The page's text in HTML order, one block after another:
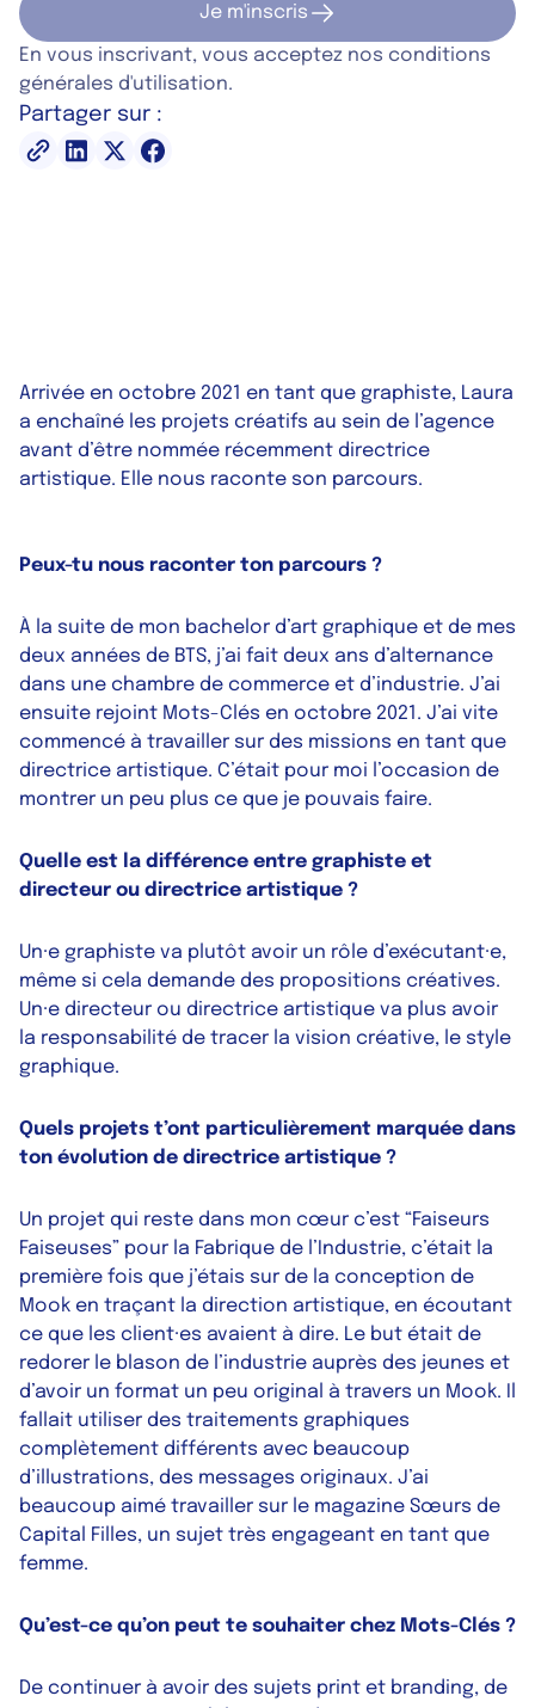
Je m'inscris
En vous inscrivant, vous acceptez nos conditions
générales d'utilisation.
Partager sur :
Arrivée en octobre 2021 en tant que graphiste, Laura
a enchaîné les projets créatifs au sein de l’agence
avant d’être nommée récemment directrice
artistique. Elle nous raconte son parcours.
Peux-tu nous raconter ton parcours ?
À la suite de mon bachelor d’art graphique et de mes
deux années de BTS, j’ai fait deux ans d’alternance
dans une chambre de commerce et d’industrie. J’ai
ensuite rejoint Mots-Clés en octobre 2021. J’ai vite
commencé à travailler sur des missions en tant que
directrice artistique. C’était pour moi l’occasion de
montrer un peu plus ce que je pouvais faire.
Quelle est la différence entre graphiste et
directeur ou directrice artistique ?
Un·e graphiste va plutôt avoir un rôle d’exécutant·e,
même si cela demande des propositions créatives.
Un·e directeur ou directrice artistique va plus avoir
la responsabilité de tracer la vision créative, le style
graphique.
Quels projets t’ont particulièrement marquée dans
ton évolution de directrice artistique ?
Un projet qui reste dans mon cœur c’est “Faiseurs
Faiseuses” pour la Fabrique de l’Industrie, c’était la
première fois que j’étais sur de la conception de
Mook en traçant la direction artistique, en écoutant
ce que les client·es avaient à dire. Le but était de
redorer le blason de l’industrie auprès des jeunes et
d’avoir un format un peu original à travers un Mook. Il
fallait utiliser des traitements graphiques
complètement différents avec beaucoup
d’illustrations, des messages originaux. J’ai
beaucoup aimé travailler sur le magazine Sœurs de
Capital Filles, un sujet très engageant en tant que
femme.
Qu’est-ce qu’on peut te souhaiter chez Mots-Clés ?
De continuer à avoir des sujets print et branding, de